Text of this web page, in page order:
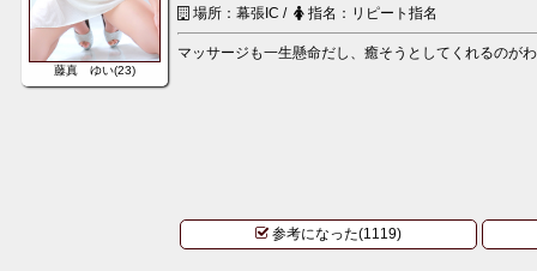
藤真 ゆい(23)
場所：幕張IC /
指名：リピート指名
マッサージも一生懸命だし、癒そうとしてくれるのが
参考になった(1119)